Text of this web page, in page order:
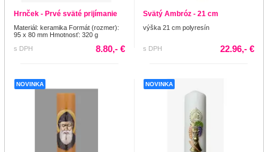
Hrnček - Prvé sväté prijímanie
Materiál: keramika Formát (rozmer):
95 x 80 mm Hmotnosť: 320 g
s DPH
8.80,- €
Svätý Ambróz - 21 cm
výška 21 cm polyresín
s DPH 22.96,- €
NOVINKA NOVINKA